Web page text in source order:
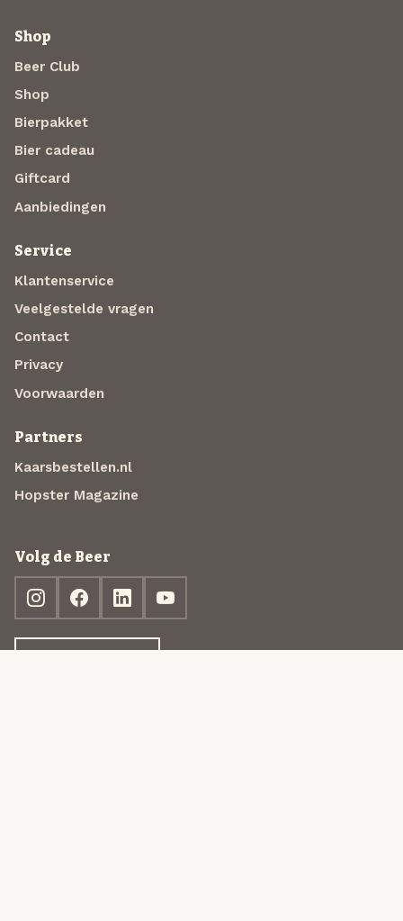
Shop
Beer Club
Shop
Bierpakket
Bier cadeau
Giftcard
Aanbiedingen
Service
Klantenservice
Veelgestelde vragen
Contact
Privacy
Voorwaarden
Partners
Kaarsbestellen.nl
Hopster Magazine
Volg de Beer